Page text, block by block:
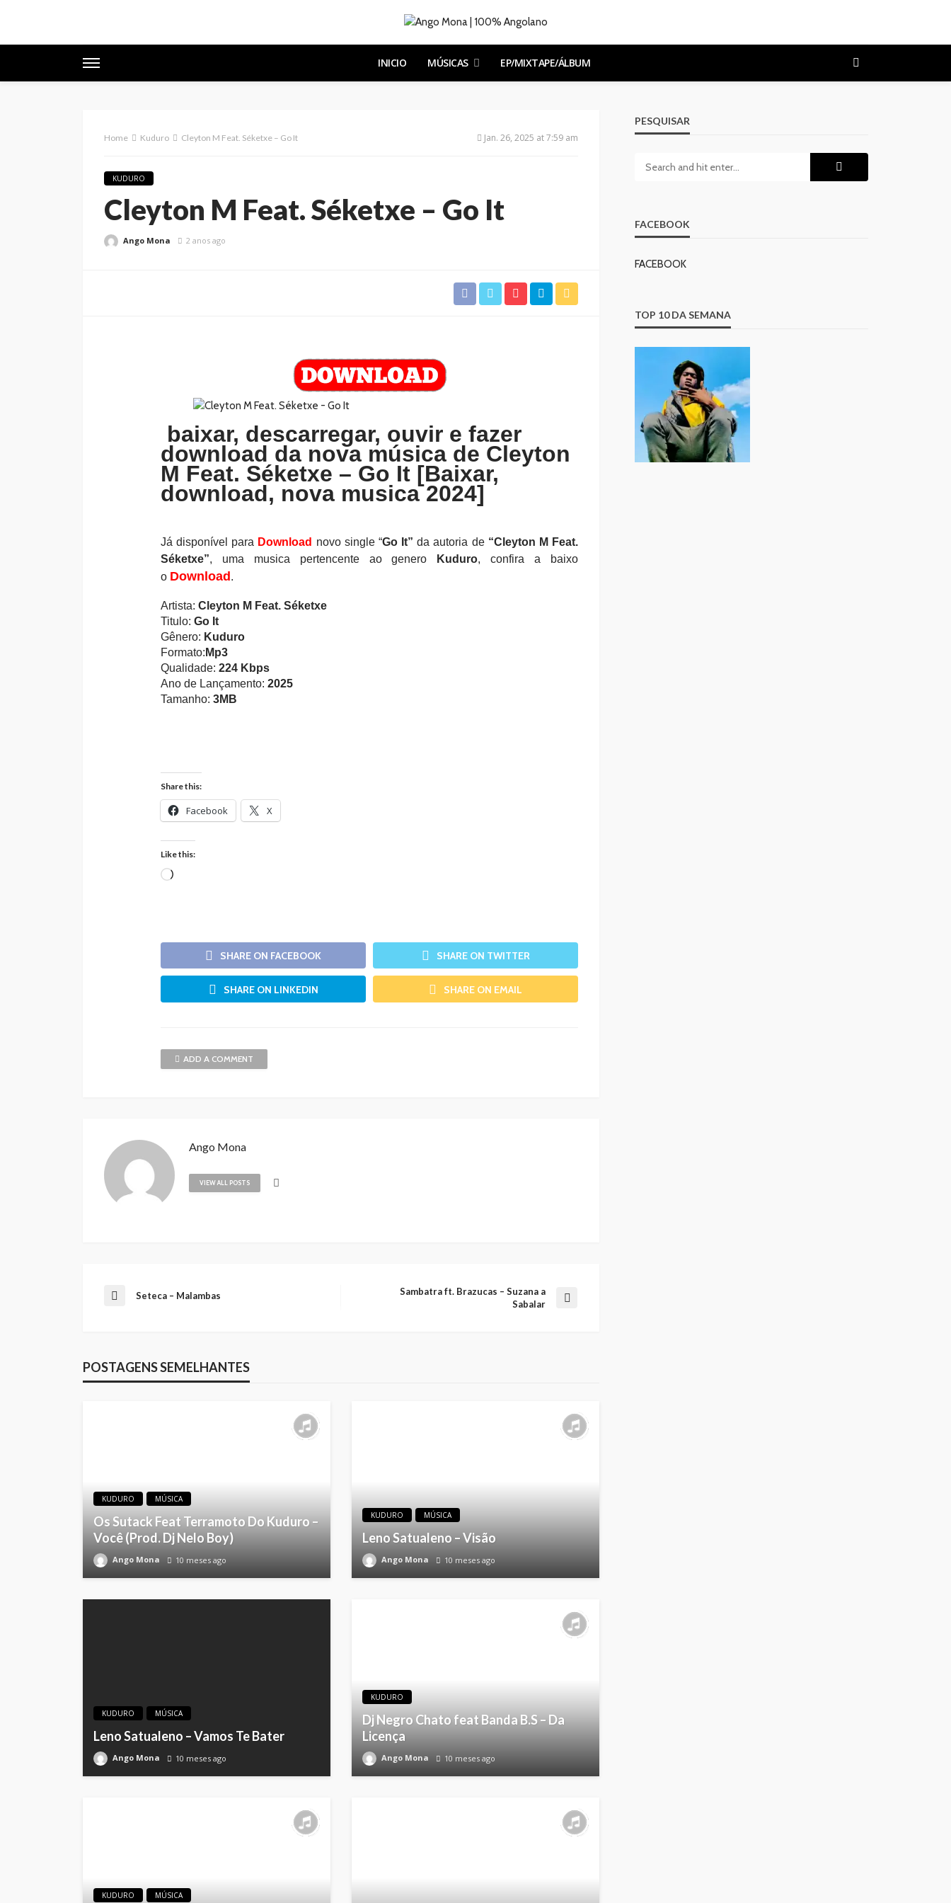
INICIO MÚSICAS EP/MIXTAPE/ÁLBUM
Home Kuduro Cleyton M Feat. Séketxe – Go It Jan. 26, 2025 at 7:59 am
KUDURO
Cleyton M Feat. Séketxe – Go It
Ango Mona 2 anos ago
baixar, descarregar, ouvir e fazer
download da nova música de Cleyton
M Feat. Séketxe – Go It [Baixar,
download, nova musica 2024]
Já disponível para Download novo single“Go It”da autoria de “Cleyton M Feat.
Séketxe”, uma musica pertencente ao genero Kuduro, confira a baixo
o Download.
Artista: Cleyton M Feat. Séketxe
Titulo: Go It
Gênero: Kuduro
Formato: Mp3
Qualidade: 224 Kbps
Ano de Lançamento: 2025
Tamanho: 3MB
Share this:
Facebook X
Like this:
Loading…
SHARE ON FACEBOOK SHARE ON TWITTER
SHARE ON LINKEDIN SHARE ON EMAIL
ADD A COMMENT
Ango Mona
VIEW ALL POSTS
Seteca – Malambas
Sambatra ft. Brazucas – Suzana a
Sabalar
POSTAGENS SEMELHANTES
KUDURO MÚSICA
Os Sutack Feat Terramoto Do Kuduro –
Você (Prod. Dj Nelo Boy)
Ango Mona 10 meses ago
KUDURO MÚSICA
Leno Satualeno – Visão
Ango Mona 10 meses ago
KUDURO MÚSICA
Leno Satualeno – Vamos Te Bater
Ango Mona 10 meses ago
KUDURO
Dj Negro Chato feat Banda B.S – Da
Licença
Ango Mona 10 meses ago
KUDURO MÚSICA
PESQUISAR
FACEBOOK
FACEBOOK
TOP 10 DA SEMANA